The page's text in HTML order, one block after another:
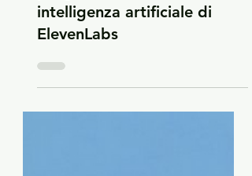
intelligenza artificiale di
ElevenLabs